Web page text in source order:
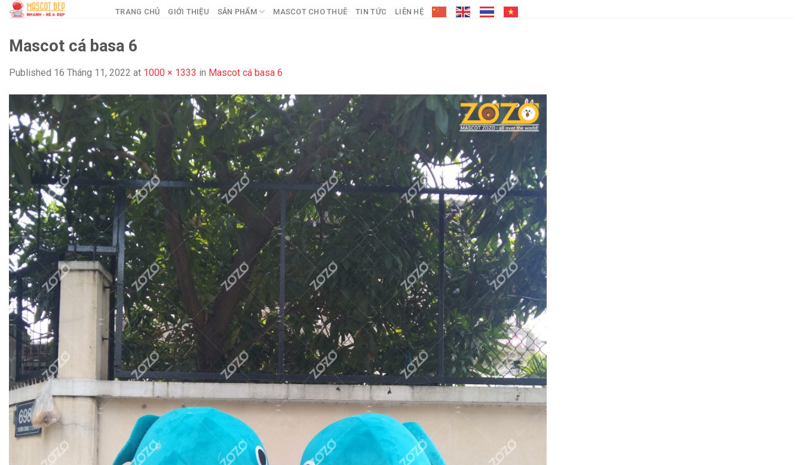
Skip
content
TRANG CHỦ GIỚI THIỆU SẢN PHẨM MASCOT CHO THUÊ TIN TỨC LIÊN HỆ
Mascot cá basa 6
Published 16 Tháng 11, 2022 at 1000 × 1333 in Mascot cá basa 6